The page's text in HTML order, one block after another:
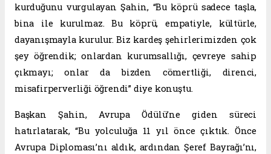
kurduğunu vurgulayan Şahin, “Bu köprü sadece taşla,
bina ile kurulmaz. Bu köprü, empatiyle, kültürle,
dayanışmayla kurulur. Biz kardeş şehirlerimizden çok
şey öğrendik; onlardan kurumsallığı, çevreye sahip
çıkmayı; onlar da bizden cömertliği, direnci,
misafirperverliği öğrendi” diye konuştu.
Başkan Şahin, Avrupa Ödülü’ne giden süreci
hatırlatarak, “Bu yolculuğa 11 yıl önce çıktık. Önce
Avrupa Diploması’nı aldık, ardından Şeref Bayrağı’nı,